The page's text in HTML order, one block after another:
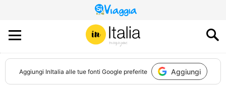
QUESTO
SITO
CONTRIBUISCE
ALL’AUDIENCE
DI
Aggiungi InItalia alle tue fonti Google preferite Aggiungi